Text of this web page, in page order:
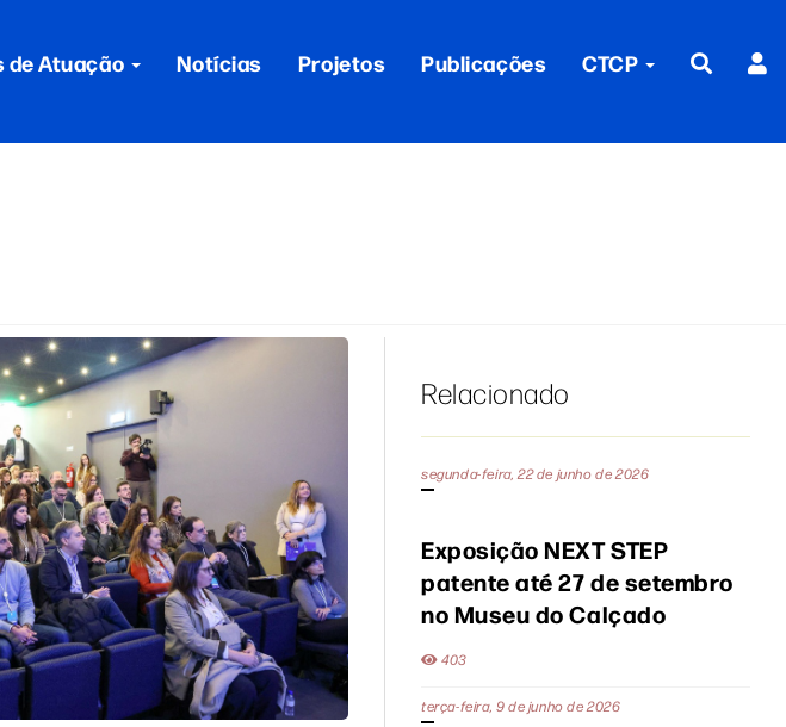
de Atuação Notícias Projetos Publicações CTCP
Relacionado
segunda-feira, 22 de junho de 2026
Exposição NEXT STEP
patente até 27 de setembro
no Museu do Calçado
403
terça-feira, 9 de junho de 2026